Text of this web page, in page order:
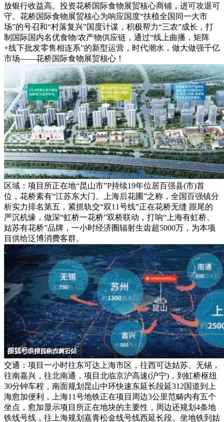
放银行收益高。投资花桥国际食物展贸核心商铺，进可攻退可
守。花桥国际食物展贸核心为响应国度“扶植全国同一大市
场”的号召和“村落复兴”国度计谋，积极帮力“三农”成长，打
制国际国内名优食物/农产物供应链，通过“线上曲播，矩阵
+线下批发零售相连系”的新型运营，时代潮水，做大做强千亿
市场——花桥国际食物展贸核心！
区域：项目所正在地“昆山市”P持续19年位居百强县(市)首
位，花桥素有“江苏东大门、上海后花圃”之称，全国百强镇分
析实力排名第五，紧抓轨交“双11号线”正在花桥无缝 跟尾的
严沉机缘，做深“虹桥一花桥”双桥联动，打响“上海有虹桥、
姑苏有花桥”品牌，一小时经济圈辐射生齿超5000万，为本项
目供给泛博消费客群。
交通：项目一小时往东可达上海市区，往西可达姑苏、无锡，
往南嘉兴，往北南通，项目北临京沪高速(沪宁)，到虹桥枢纽
30分钟车程，南面规划昆山中环快速东延长段延312国道到上
海愈加便利，上海11号地铁正在项目周边3公里范畴内有五个
坐点，愈加显示项目所正在地块的主要性，周边还规划4条地
铁线号线，往上海规划嘉青松金线号线西延长段。坐地铁到姑